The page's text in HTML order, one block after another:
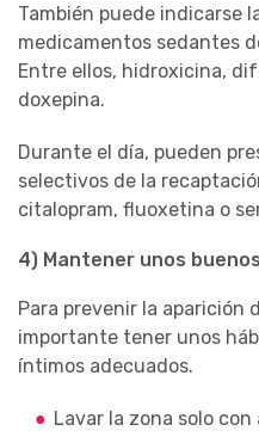
También puede indicarse
medicamentos sedantes
Entre ellos, hidroxicina,
doxepina.
Durante el día, pueden
selectivos de la
citalopram, fluoxetina o
4) Mantener unos
Para prevenir la aparición
importante tener unos
íntimos adecuados.
Lavar la zona solo